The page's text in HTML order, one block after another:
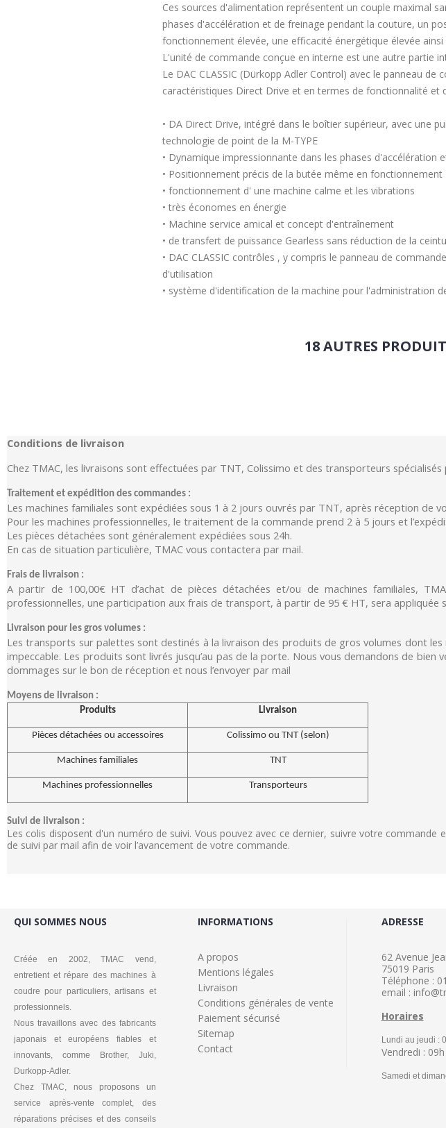
Ces sources d'alimentation représentent un couple maximal
phases d'accélération et de freinage pendant la couture, un
fonctionnement élevée, une efficacité énergétique élevée
L'unité de commande conçue en interne est une autre partie
Le DAC CLASSIC (Dürkopp Adler Control) avec le panneau
caractéristiques Direct Drive et en termes de fonctionnalité et
• DA Direct Drive, intégré dans le boîtier supérieur, avec une
technologie de point de la M-TYPE
• Dynamique impressionnante dans les phases
• Positionnement précis de la butée même en fonctionnement
• fonctionnement d' une machine calme et les vibrations
• très économes en énergie
• Machine service amical et concept d'entraînement
• de transfert de puissance Gearless sans réduction de la
• DAC CLASSIC contrôles , y compris le panneau de
d'utilisation
• système d'identification de la machine pour l'administration
18 AUTRES
Conditions de livraison
Chez TMAC, les livraisons sont effectuées par TNT, Colissimo et des transporteurs
Traitement et expédition des commandes :
Les machines familiales sont expédiées sous 1 à 2 jours ouvrés par TNT, après réception de
Pour les machines professionnelles, le traitement de la commande prend 2 à 5 jours et
Les pièces détachées sont généralement expédiées sous 24h.
En cas de situation particulière, TMAC vous contactera par mail.
Frais de livraison :
A partir de 100,00€ HT d’achat de pièces détachées et/ou de machines familiales,
professionnelles, une participation aux frais de transport, à partir de 95 € HT, sera appliquée
Livraison pour les gros volumes :
Les transports sur palettes sont destinés à la livraison des produits de gros volumes dont
impeccable. Les produits sont livrés jusqu’au pas de la porte. Nous vous demandons de
dommages sur le bon de réception et nous l’envoyer par mail
Moyens de livraison :
Produits
Livraison
Pièces détachées ou accessoires Colissimo ou TNT (selon)
Machines familiales TNT
Machines professionnelles Transporteurs
Suivi de livraison :
Les colis disposent d'un numéro de suivi. Vous pouvez avec ce dernier, suivre votre
de suivi par mail afin de voir l’avancement de votre commande.
QUI SOMMES NOUS
Créée en 2002, TMAC vend,
entretient et répare des machines à
coudre pour particuliers, artisans et
professionnels.
Nous travaillons avec des fabricants
japonais et européens fiables et
innovants, comme Brother, Juki,
Durkopp-Adler.
Chez TMAC, nous proposons un
service après-vente complet, des
réparations précises et des conseils
INFORMATIONS
A propos
Mentions légales
Livraison
Conditions générales de vente
Paiement sécurisé
Sitemap
Contact
ADRESSE
62 Avenue
75019 Paris
Téléphone :
email :
Horaires
Lundi au jeudi :
Vendredi :
Samedi et